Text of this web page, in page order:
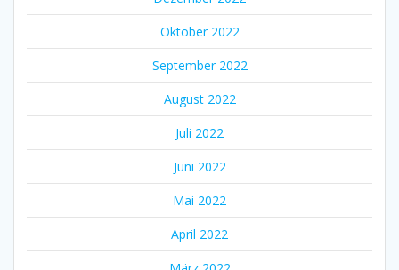
Oktober 2022
September 2022
August 2022
Juli 2022
Juni 2022
Mai 2022
April 2022